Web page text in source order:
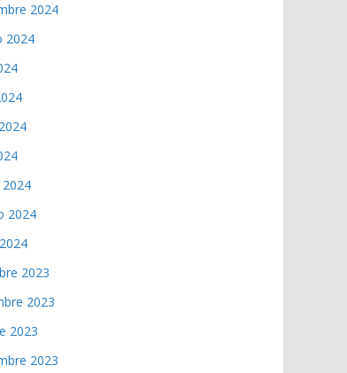
2024
2024
2024
2023
2023
2023
2023